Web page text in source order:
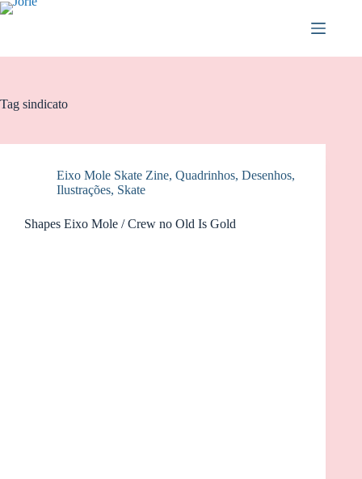
Pular
Tag sindicato
Eixo Mole Skate Zine, Quadrinhos, Desenhos,
Ilustrações, Skate
Shapes Eixo Mole / Crew no Old Is Gold